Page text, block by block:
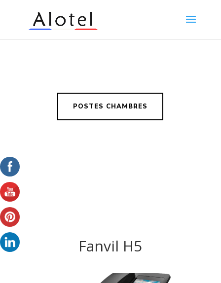
POSTES CHAMBRES
Fanvil H5